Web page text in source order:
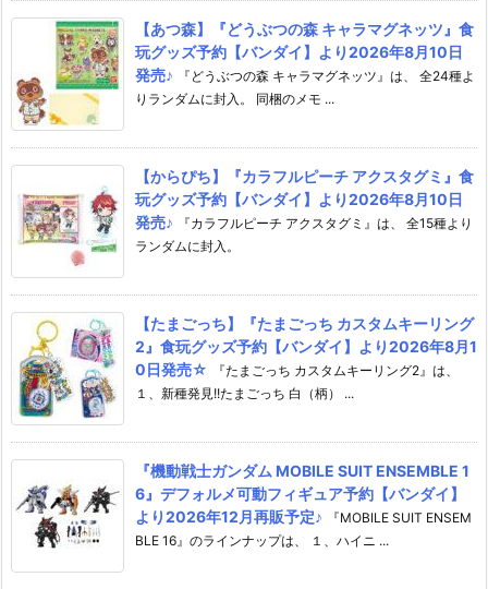
【あつ森】『どうぶつの森 キャラマグネッツ』食
玩グッズ予約【バンダイ】より2026年8月10日
発売♪
『どうぶつの森 キャラマグネッツ』は、 全24種よ
りランダムに封入。 同梱のメモ ...
【からぴち】『カラフルピーチ アクスタグミ』食
玩グッズ予約【バンダイ】より2026年8月10日
発売♪
『カラフルピーチ アクスタグミ』は、 全15種より
ランダムに封入。
【たまごっち】『たまごっち カスタムキーリング
2』食玩グッズ予約【バンダイ】より2026年8月1
0日発売☆
『たまごっち カスタムキーリング2』は、
１、新種発見!!たまごっち 白（柄） ...
『機動戦士ガンダム MOBILE SUIT ENSEMBLE 1
6』デフォルメ可動フィギュア予約【バンダイ】
より2026年12月再販予定♪
『MOBILE SUIT ENSEM
BLE 16』のラインナップは、 １、ハイニ ...